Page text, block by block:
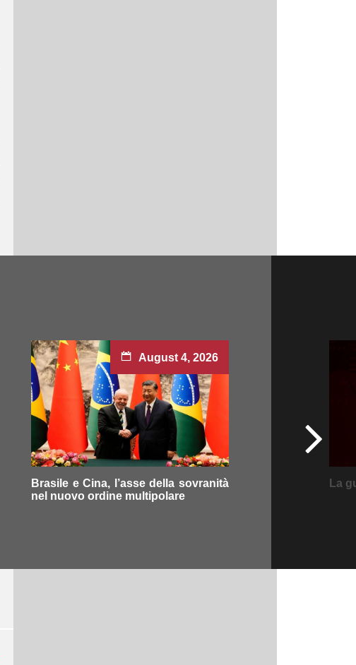
August 4, 2026
Brasile e Cina, l’asse della sovranità
nel nuovo ordine multipolare
La